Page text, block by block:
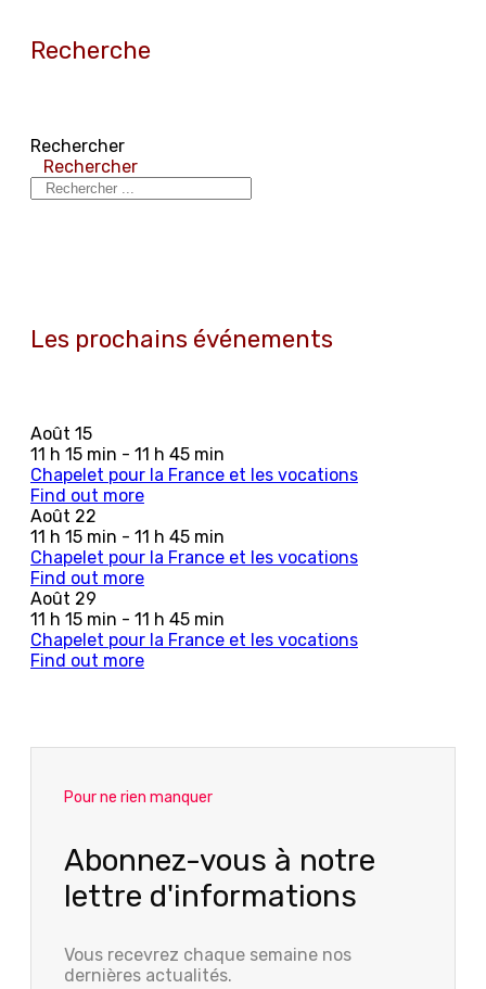
Recherche
Rechercher
Rechercher
Les prochains événements
Août 15
11 h 15 min - 11 h 45 min
Chapelet pour la France et les vocations
Find out more
Août 22
11 h 15 min - 11 h 45 min
Chapelet pour la France et les vocations
Find out more
Août 29
11 h 15 min - 11 h 45 min
Chapelet pour la France et les vocations
Find out more
Pour ne rien manquer
Abonnez-vous à notre
lettre d'informations
Vous recevrez chaque semaine nos
dernières actualités.